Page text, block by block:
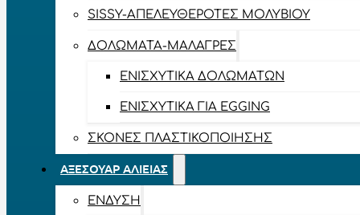
SISSY-ΑΠΕΛΕΥΘΕΡΟΤΈΣ ΜΟΛΥΒΙΟΎ
ΔΟΛΏΜΑΤΑ-ΜΑΛΆΓΡΕΣ
ΕΝΙΣΧΥΤΙΚΆ ΔΟΛΩΜΆΤΩΝ
ΕΝΙΣΧΥΤΙΚΆ ΓΙΑ EGGING
ΣΚΌΝΕΣ ΠΛΑΣΤΙΚΟΠΟΊΗΣΗΣ
ΑΞΕΣΟΥΆΡ ΑΛΙΕΊΑΣ
ΈΝΔΥΣΗ